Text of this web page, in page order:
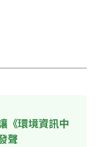
《環境資訊中
聲